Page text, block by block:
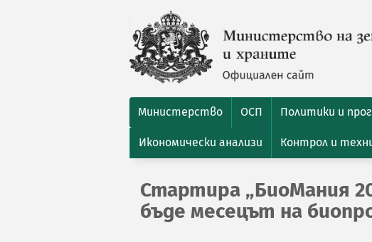
Министерство ОСП Политики и
Икономически анализи Контрол и
Стартира „БиоМания
бъде месецът на